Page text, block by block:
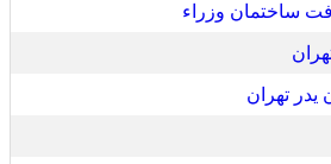
ساختمان وزراء
تهران